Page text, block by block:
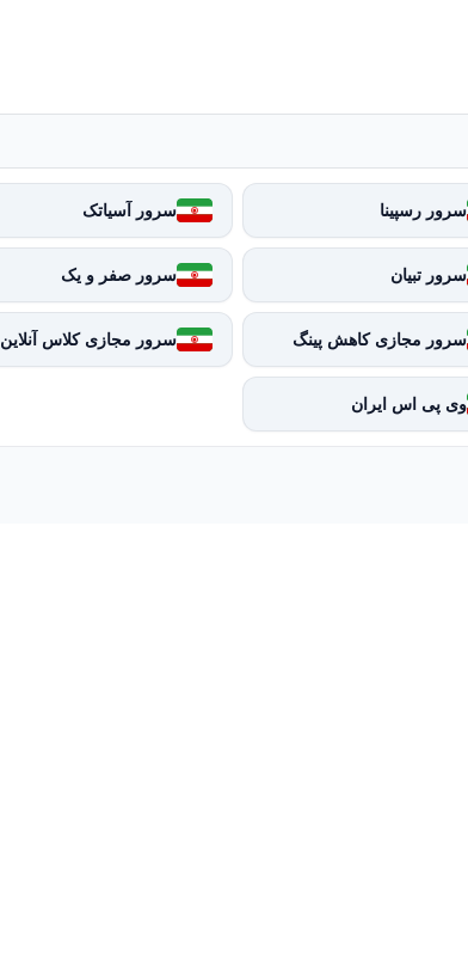
سرور رسپینا سرور آسیاتک
سرور تبیان سرور صفر و یک
سرور مجازی کاهش پینگ سرور مجازی کلاس آنلاین
وی پی اس ایران